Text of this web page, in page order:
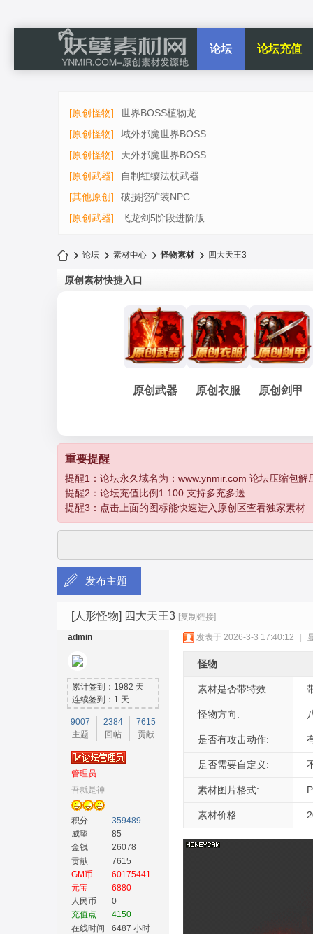
论坛 论坛充值
[原创怪物]
世界BOSS植物龙
[原创怪物]
域外邪魔世界BOSS
[原创怪物]
天外邪魔世界BOSS
[原创武器]
自制红缨法杖武器
[其他原创]
破损挖矿装NPC
[原创武器]
飞龙剑5阶段进阶版
孽
传
论坛 素材中心
›
怪物素材
›
四大天王3
原创素材快捷入口
原创武器 原创衣服 原创剑甲
重要提醒
提醒1：论坛永久域名为：www.ynmir.com 论坛压缩包
提醒2：论坛充值比例1:100 支持多充多送
提醒3：点击上面的图标能快速进入原创区查看独家素材
发布主题
[人形怪物] 四大天王3 [复制链接]
admin
累计签到：1982 天
连续签到：1 天
9007
主题
2384
回帖
7615
贡献
管理员
吾就是神
积分
359489
威望
85
金钱
26078
贡献
7615
GM币
60175441
元宝
6880
人民币
0
充值点
4150
在线时间
6487 小时
发表于 2026-3-3 17:40:12
怪物
素材是否带特效:
怪物方向:
是否有攻击动作:
是否需要自定义:
素材图片格式:
素材价格: